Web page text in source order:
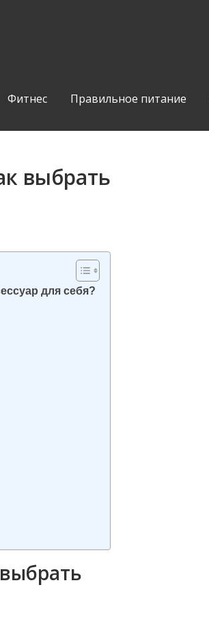
Фитнес Правильное питание
выбрать
для себя?